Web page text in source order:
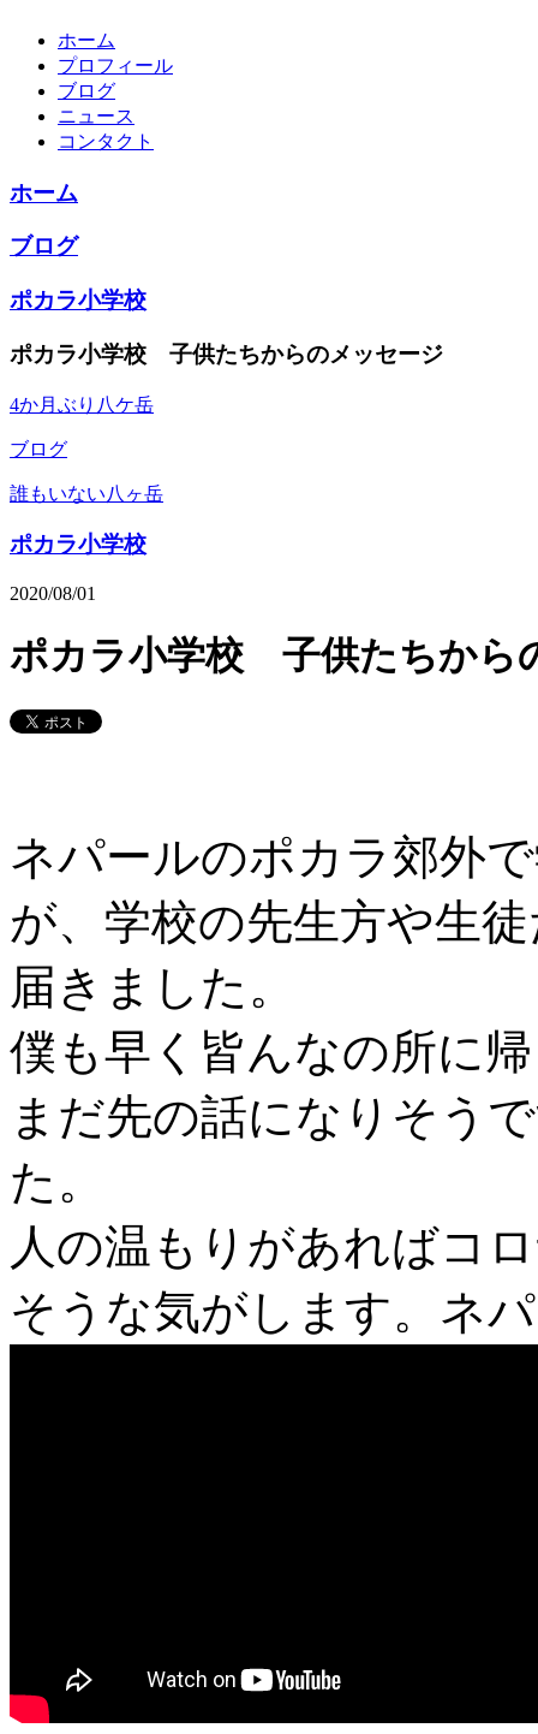
ホーム
プロフィール
ブログ
ニュース
コンタクト
ホーム
ブログ
ポカラ小学校
ポカラ小学校 子供たちからのメッセージ
4か月ぶり八ケ岳
ブログ
誰もいない八ヶ岳
ポカラ小学校
2020/08/01
ポカラ小学校 子供たちから
ネパールのポカラ郊外
が、学校の先生方や生
届きました。
僕も早く皆んなの所に
まだ先の話になりそう
た。
人の温もりがあればコ
そうな気がします。ネ